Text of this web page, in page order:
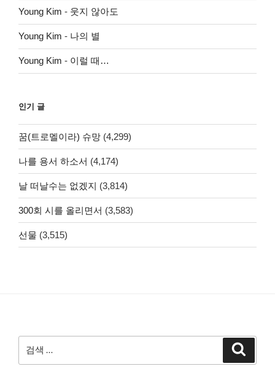
Young Kim - 웃지 않아도
Young Kim - 나의 별
Young Kim - 이럴 때…
인기 글
꿈(트로멜이라) 슈망 (4,299)
나를 용서 하소서 (4,174)
날 떠날수는 없겠지 (3,814)
300회 시를 올리면서 (3,583)
선물 (3,515)
색: